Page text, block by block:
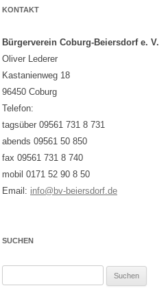
KONTAKT
Bürgerverein Coburg-Beiersdorf e. V.
Oliver Lederer
Kastanienweg 18
96450 Coburg
Telefon:
tagsüber 09561 731 8 731
abends 09561 50 850
fax 09561 731 8 740
mobil 0171 52 90 8 50
Email: info@bv-beiersdorf.de
SUCHEN